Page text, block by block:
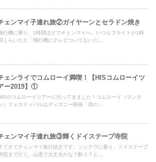
ェンマイ子連れ旅②ガイヤーンとセラドン焼き
行機に乗り、1時間ほどでチェンマイへ。いつもフライトが1時
くらいだと「飛行機にテレビついてないだ...
ェンライでコムローイ満喫！【HISコムローイツ
ー2019】①
のコムローイツアーに行ってきました！コムローイ（ランタ
）フェスティバルはディズニー映画「塔の...
ェンマイ子連れ旅③輝くドイステープ寺院
てさてチェンマイ旅行続きです。ソンテウに乗り、ドイステープ
院まで行く。山道で大丈夫かな？酔う？と...